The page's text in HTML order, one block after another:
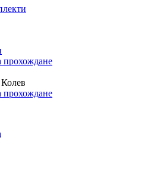
прохождане
прохождане